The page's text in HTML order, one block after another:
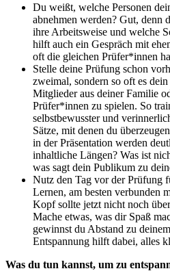
Du weißt, welche Personen
abnehmen werden? Gut, denn
ihre Arbeitsweise und welche
hilft auch ein Gespräch mit
oft die gleichen Prüfer*innen
Stelle deine Prüfung schon
zweimal, sondern so oft es
Mitglieder aus deiner Familie
Prüfer*innen zu spielen. So
selbstbewusster und
Sätze, mit denen du
in der Präsentation werden
inhaltliche Längen? Was ist
was sagt dein Publikum zu
Nutz den Tag vor der Prüfung
Lernen, am besten verbunden
Kopf sollte jetzt nicht noch
Mache etwas, was dir Spaß
gewinnst du Abstand zu
Entspannung hilft dabei, alles
Was du tun kannst, um zu